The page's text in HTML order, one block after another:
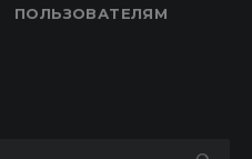
ПОЛЬЗОВАТЕЛЯМ